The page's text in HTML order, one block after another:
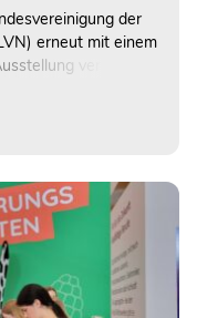
der
erneut mit einem
vertreten –